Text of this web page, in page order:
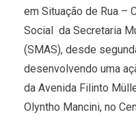
em Situação de Rua –
Social da Secretaria
(SMAS), desde
desenvolvendo uma
da Avenida Filinto
Olyntho Mancini, no